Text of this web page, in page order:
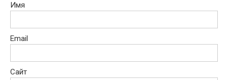
Имя
Email
Сайт